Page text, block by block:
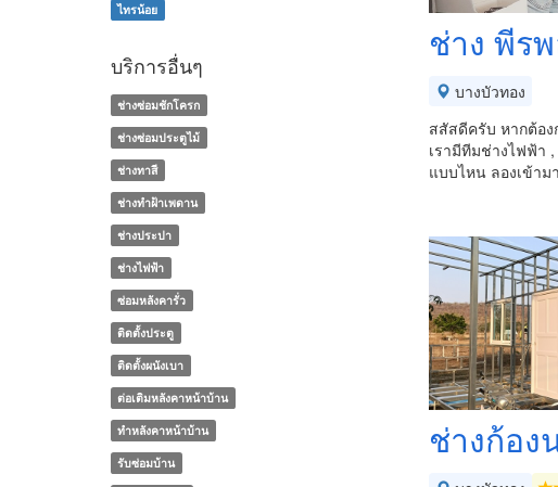
ช่าง พีร
บางบัวทอง
สสัสดีครับ หากต้อง
เรามีทีมช่างไฟฟ้า
แบบไหน ลองเข้า
ช่างก้อ
ไทรน้อย
บริการอื่นๆ
ช่างซ่อมชักโครก
ช่างซ่อมประตูไม้
ช่างทาสี
ช่างทําฝ้าเพดาน
ช่างประปา
ช่างไฟฟ้า
ซ่อมหลังคารั่ว
ติดตั้งประตู
ติดตั้งผนังเบา
ต่อเติมหลังคาหน้าบ้าน
ทําหลังคาหน้าบ้าน
รับซ่อมบ้าน